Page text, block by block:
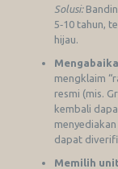
Solusi:
5‑10 tahun,
hijau.
mengklaim
resmi (mis.
kembali
dapat
Memilih